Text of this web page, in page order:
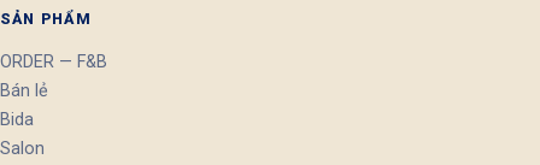
SẢN PHẨM
ORDER — F&B
Bán lẻ
Bida
Salon